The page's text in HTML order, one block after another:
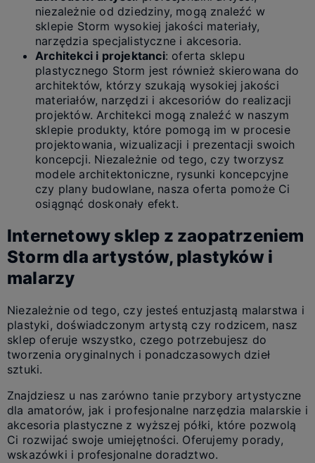
niezależnie od dziedziny, mogą znaleźć w
sklepie Storm wysokiej jakości materiały,
narzędzia specjalistyczne i akcesoria.
Architekci i projektanci: oferta sklepu
plastycznego Storm jest również skierowana do
architektów, którzy szukają wysokiej jakości
materiałów, narzędzi i akcesoriów do realizacji
projektów. Architekci mogą znaleźć w naszym
sklepie produkty, które pomogą im w procesie
projektowania, wizualizacji i prezentacji swoich
koncepcji. Niezależnie od tego, czy tworzysz
modele architektoniczne, rysunki koncepcyjne
czy plany budowlane, nasza oferta pomoże Ci
osiągnąć doskonały efekt.
Internetowy sklep z zaopatrzeniem
Storm dla artystów, plastyków i
malarzy
Niezależnie od tego, czy jesteś entuzjastą malarstwa i
plastyki, doświadczonym artystą czy rodzicem, nasz
sklep oferuje wszystko, czego potrzebujesz do
tworzenia oryginalnych i ponadczasowych dzieł
sztuki.
Znajdziesz u nas zarówno tanie przybory artystyczne
dla amatorów, jak i profesjonalne narzędzia malarskie i
akcesoria plastyczne z wyższej półki, które pozwolą
Ci rozwijać swoje umiejętności. Oferujemy porady,
wskazówki i profesjonalne doradztwo.